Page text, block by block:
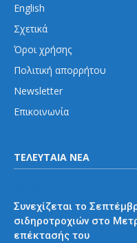
English
Σχετικά
Όροι χρήσης
Πολιτική απορρήτου
Newsletter
Επικοινωνία
ΤΕΛΕΥΤΑΙΑ ΝΕΑ
Συνεχίζεται το
σιδηροτροχιών στο
επέκτασής του